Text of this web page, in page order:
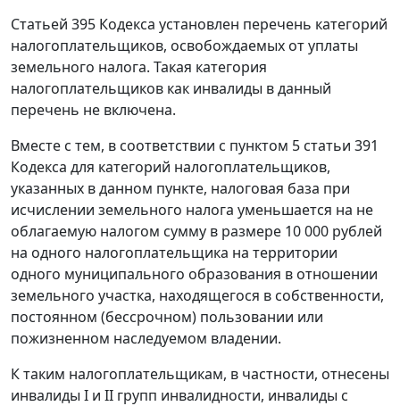
Статьей 395 Кодекса установлен перечень категорий
налогоплательщиков, освобождаемых от уплаты
земельного налога. Такая категория
налогоплательщиков как инвалиды в данный
перечень не включена.
Вместе с тем, в соответствии с пунктом 5 статьи 391
Кодекса для категорий налогоплательщиков,
указанных в данном пункте, налоговая база при
исчислении земельного налога уменьшается на не
облагаемую налогом сумму в размере 10 000 рублей
на одного налогоплательщика на территории
одного муниципального образования в отношении
земельного участка, находящегося в собственности,
постоянном (бессрочном) пользовании или
пожизненном наследуемом владении.
К таким налогоплательщикам, в частности, отнесены
инвалиды I и II групп инвалидности, инвалиды с